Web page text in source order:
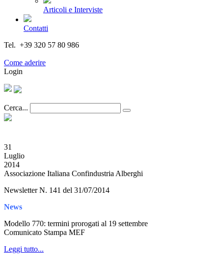
Articoli e Interviste
Contatti
Tel. +39 320 57 80 986
Come aderire
Login
Cerca...
31
Luglio
2014
Associazione Italiana Confindustria Alberghi
Newsletter N. 141 del 31/07/2014
News
Modello 770: termini prorogati al 19 settembre
Comunicato Stampa MEF
Leggi tutto...